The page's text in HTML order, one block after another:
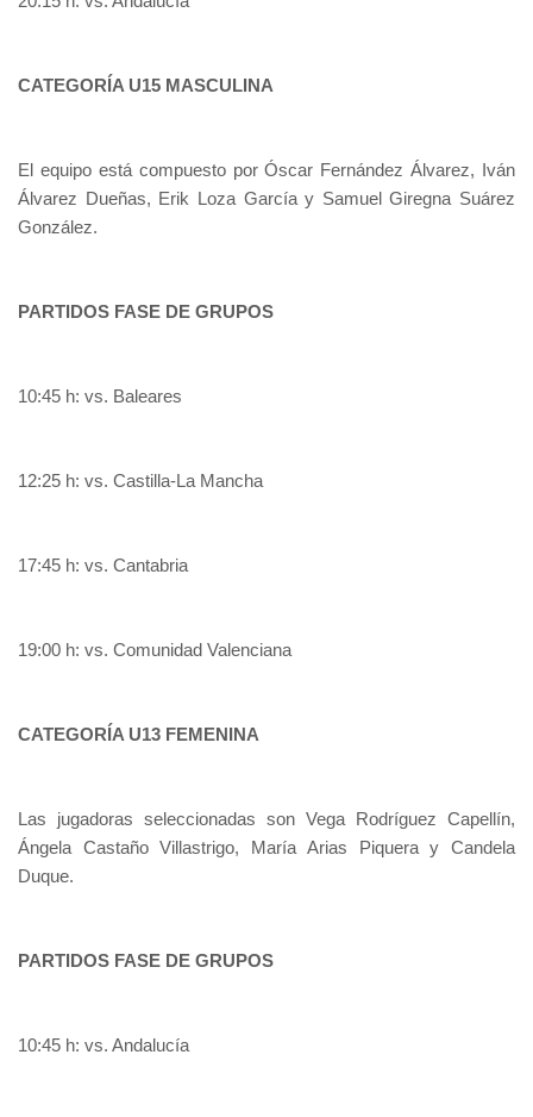
CATEGORÍA U15 MASCULINA
El equipo está compuesto por Óscar Fernández Álvarez, Iván
Álvarez Dueñas, Erik Loza García y Samuel Giregna Suárez
González.
PARTIDOS FASE DE GRUPOS
10:45 h: vs. Baleares
12:25 h: vs. Castilla-La Mancha
17:45 h: vs. Cantabria
19:00 h: vs. Comunidad Valenciana
CATEGORÍA U13 FEMENINA
Las jugadoras seleccionadas son Vega Rodríguez Capellín,
Ángela Castaño Villastrigo, María Arias Piquera y Candela
Duque.
PARTIDOS FASE DE GRUPOS
10:45 h: vs. Andalucía